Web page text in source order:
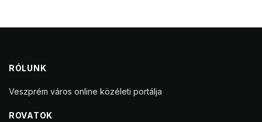
RÓLUNK
Veszprém város online közéleti portálja
ROVATOK